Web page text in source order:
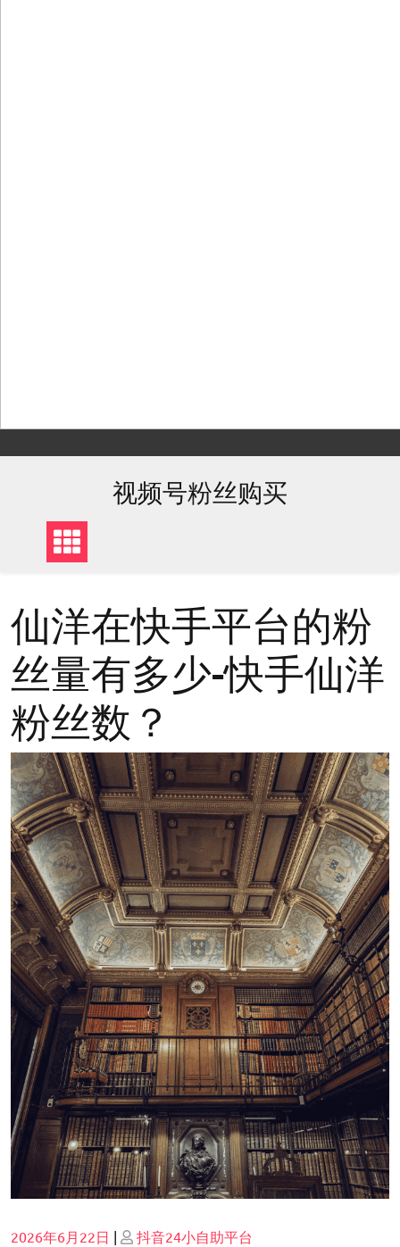
to
视频号粉丝购买
仙洋在快手平台的粉
丝量有多少-快手仙洋
粉丝数？
Posted
2026年6月22日 | Posted
抖音24小自助平台